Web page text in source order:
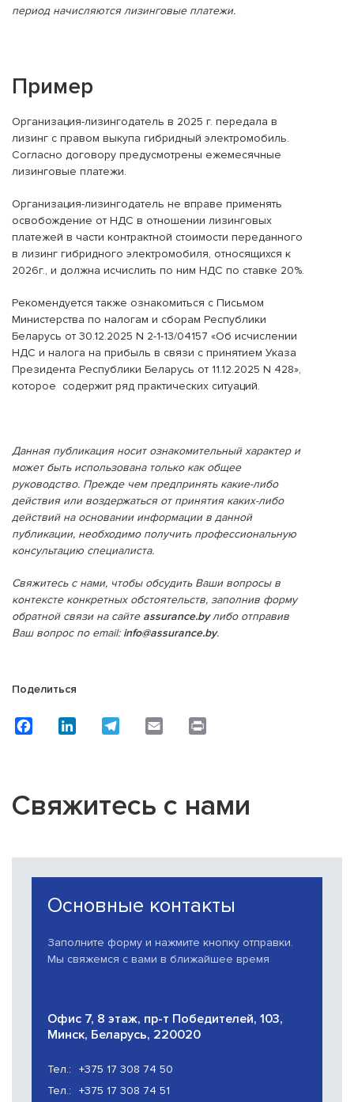
период начисляются лизинговые платежи.
Пример
Организация-лизингодатель в 2025 г. передала в
лизинг с правом выкупа гибридный электромобиль.
Согласно договору предусмотрены ежемесячные
лизинговые платежи.
Организация-лизингодатель не вправе применять
освобождение от НДС в отношении лизинговых
платежей в части контрактной стоимости переданного
в лизинг гибридного электромобиля, относящихся к
2026г., и должна исчислить по ним НДС по ставке 20%.
Рекомендуется также ознакомиться с Письмом
Министерства по налогам и сборам Республики
Беларусь от 30.12.2025 N 2-1-13/04157 «Об исчислении
НДС и налога на прибыль в связи с принятием Указа
Президента Республики Беларусь от 11.12.2025 N 428»,
которое содержит ряд практических ситуаций.
Данная публикация носит ознакомительный характер и
может быть использована только как общее
руководство. Прежде чем предпринять какие-либо
действия или воздержаться от принятия каких-либо
действий на основании информации в данной
публикации, необходимо получить профессиональную
консультацию специалиста.
Свяжитесь с нами, чтобы обсудить Ваши вопросы в
контексте конкретных обстоятельств, заполнив форму
обратной связи на сайте assurance.byлибо отправив
Ваш вопрос по email: info@assurance.by.
Поделиться
Facebook LinkedIn Telegram Email
Свяжитесь с нами
Основные контакты
Заполните форму и нажмите кнопку отправки.
Мы свяжемся с вами в ближайшее время
Офис 7, 8 этаж, пр-т Победителей, 103,
Минск, Беларусь, 220020
Тел.:
+375 17 308 74 50
Тел.:
+375 17 308 74 51